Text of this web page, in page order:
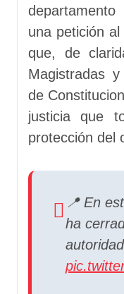
una petición
que, de
Magistradas
de
justicia que
protección del
📍 En
ha